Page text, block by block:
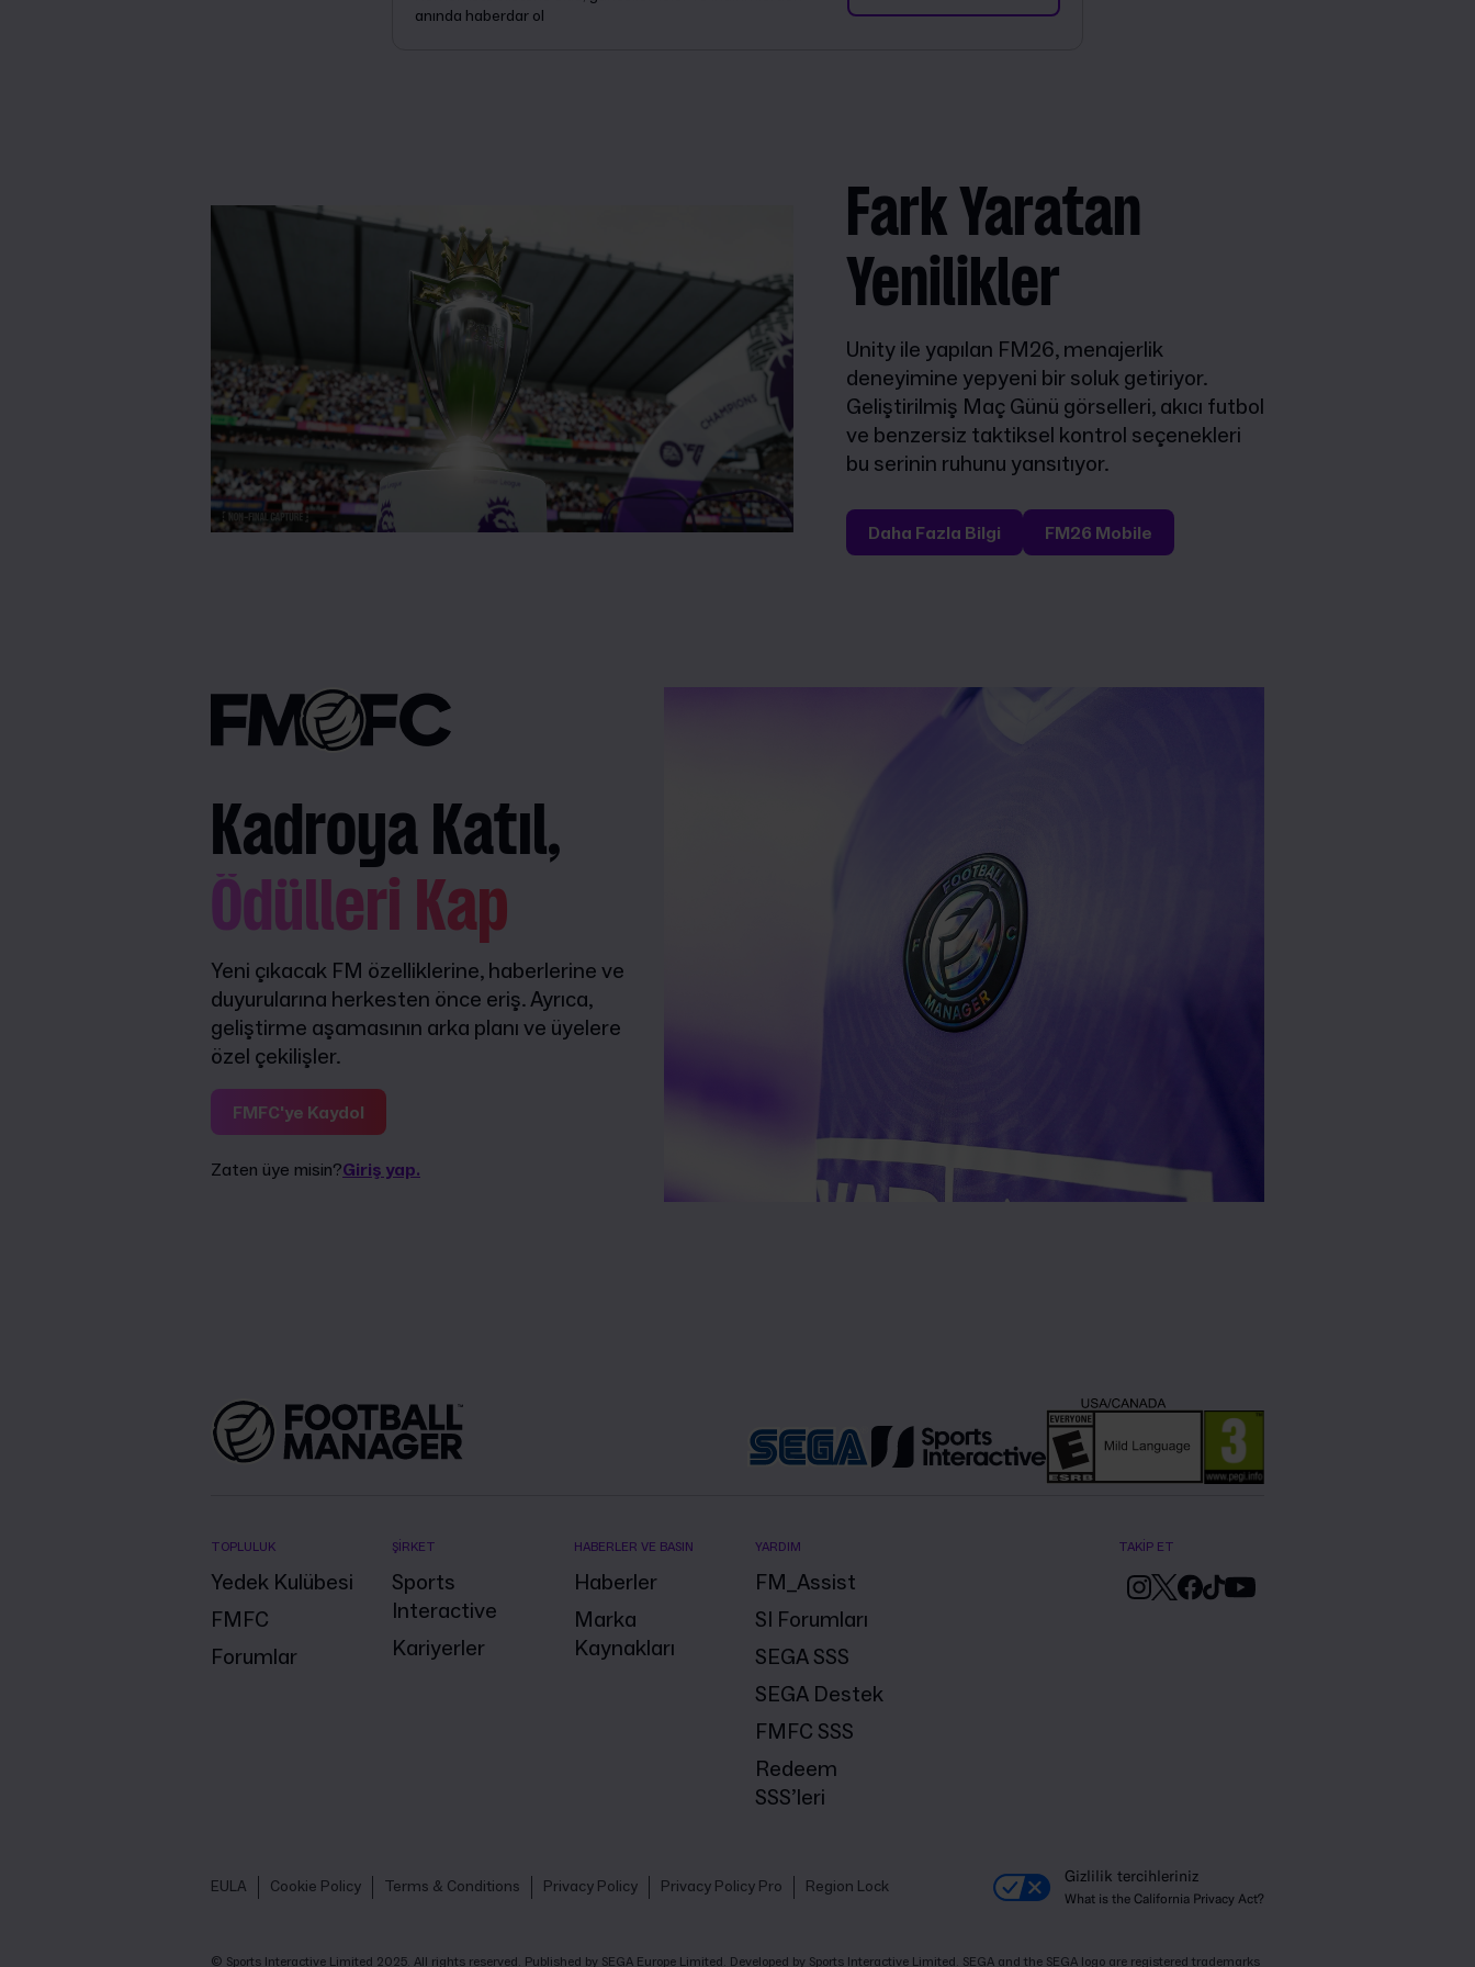
anında haberdar ol
Fark Yaratan
Yenilikler
Unity ile yapılan FM26, menajerlik
deneyimine yepyeni bir soluk getiriyor.
Geliştirilmiş Maç Günü görselleri, akıcı futbol
ve benzersiz taktiksel kontrol seçenekleri
bu serinin ruhunu yansıtıyor.
Daha Fazla Bilgi FM26 Mobile
Kadroya Katıl,
Ödülleri Kap
Yeni çıkacak FM özelliklerine, haberlerine ve
duyurularına herkesten önce eriş. Ayrıca,
geliştirme aşamasının arka planı ve üyelere
özel çekilişler.
FMFC'ye Kaydol
Zaten üye misin?Giriş yap.
TOPLULUK
Yedek Kulübesi
FMFC
Forumlar
ŞİRKET
Sports
Interactive
Kariyerler
HABERLER VE BASIN
Haberler
Marka
Kaynakları
YARDIM
FM_Assist
SI Forumları
SEGA SSS
SEGA Destek
FMFC SSS
Redeem
SSS’leri
TAKİP ET
EULA Cookie Policy Terms & Conditions Privacy Policy Privacy Policy Pro Region Lock
Gizlilik tercihleriniz
What is the California Privacy Act?
© Sports Interactive Limited 2025. All rights reserved. Published by SEGA Europe Limited. Developed by Sports Interactive Limited. SEGA and the SEGA logo are registered trademarks